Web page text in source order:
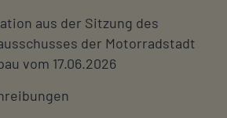
aus der Sitzung des
der Motorradstadt
vom 17.06.2026